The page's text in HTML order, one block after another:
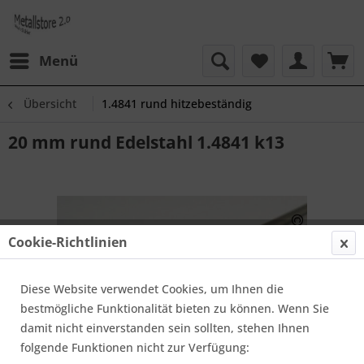
Menü
Übersicht 1.4841 rund hitzebeständig
20 mm rund Edelstahl 1.4841 k13
Cookie-Richtlinien
Diese Website verwendet Cookies, um Ihnen die
bestmögliche Funktionalität bieten zu können. Wenn Sie
damit nicht einverstanden sein sollten, stehen Ihnen
folgende Funktionen nicht zur Verfügung: